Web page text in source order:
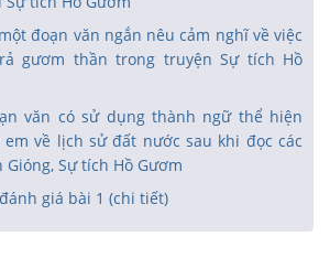
đoạn văn ngắn nêu cảm nghĩ về việc
gươm thần trong truyện Sự tích Hồ
văn có sử dụng thành ngữ thể hiện
về lịch sử đất nước sau khi đọc các
Sự tích Hồ Gươm
giá bài 1 (chi tiết)